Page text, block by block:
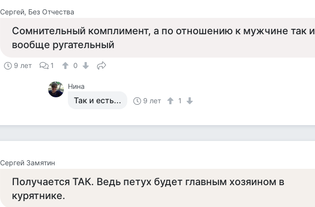
Сергей, Без Отчества
Сомнительный комплимент, а по отношению к мужчине так и
вообще ругательный
9 лет 1 0
Нина
Так и есть... 9 лет 1
Сергей Замятин
Получается ТАК. Ведь петух будет главным хозяином в
курятнике.